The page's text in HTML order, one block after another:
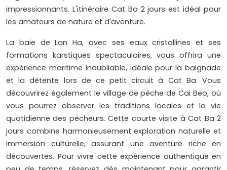
impressionnants. L'itinéraire Cat Ba 2 jours est idéal pour
les amateurs de nature et d'aventure.
La baie de Lan Ha, avec ses eaux cristallines et ses
formations karstiques spectaculaires, vous offrira une
expérience maritime inoubliable, idéale pour la baignade
et la détente lors de ce petit circuit à Cat Ba. Vous
découvrirez également le village de pêche de Cai Beo, où
vous pourrez observer les traditions locales et la vie
quotidienne des pêcheurs. Cette courte visite à Cat Ba 2
jours combine harmonieusement exploration naturelle et
immersion culturelle, assurant une aventure riche en
découvertes. Pour vivre cette expérience authentique en